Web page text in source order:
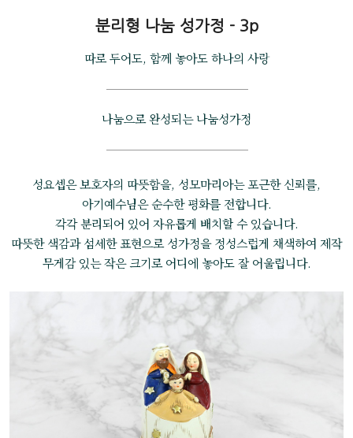
분리형 나눔 성가정 - 3p
따로 두어도, 함께 놓아도 하나의 사랑
나눔으로 완성되는 나눔성가정
성요셉은 보호자의 따뜻함을, 성모마리아는 포근한 신뢰를,
아기예수님은 순수한 평화를 전합니다.
각각 분리되어 있어 자유롭게 배치할 수 있습니다.
따뜻한 색감과 섬세한 표현으로 성가정을 정성스럽게 채색하여 제작
무게감 있는 작은 크기로 어디에 놓아도 잘 어울립니다.